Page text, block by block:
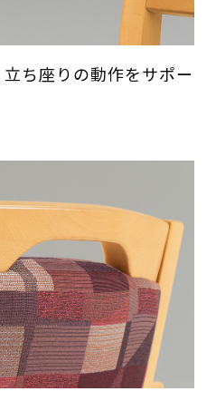
ち座りの動作をサポー